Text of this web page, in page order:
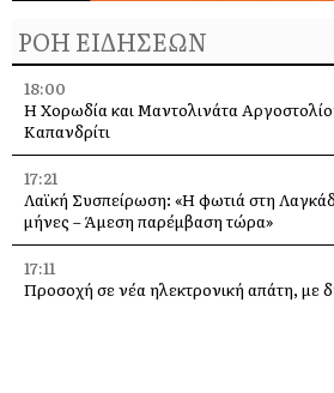
ΡΟΗ ΕΙΔΗΣΕΩΝ
18:00
Η Χορωδία και Μαντολινάτα
Καπανδρίτι
17:21
Λαϊκή Συσπείρωση: «Η φωτιά στη
μήνες – Άμεση παρέμβαση τώρα»
17:11
Προσοχή σε νέα ηλεκτρονική απάτη, με